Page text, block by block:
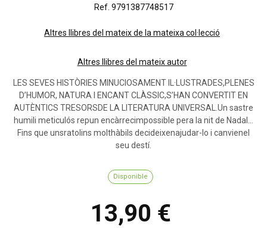
Ref. 9791387748517
Altres llibres del mateix de la mateixa col·lecció
Altres llibres del mateix autor
LES SEVES HISTÒRIES MINUCIOSAMENT IL·LUSTRADES,PLENES
D’HUMOR, NATURA I ENCANT CLÀSSIC,S’HAN CONVERTIT EN
AUTÈNTICS TRESORSDE LA LITERATURA UNIVERSAL.Un sastre
humili meticulós repun encàrrecimpossible pera la nit de Nadal…
Fins que unsratolins molthàbils decideixenajudar-lo i canvienel
seu destí.
Disponible
13,90 €